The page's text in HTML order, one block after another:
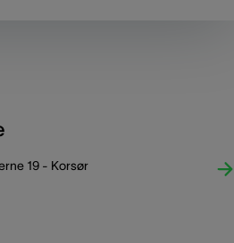
19 - Korsør